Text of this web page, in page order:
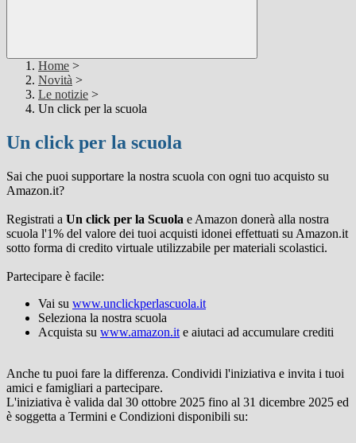
Home >
Novità >
Le notizie >
Un click per la scuola
Un click per la scuola
Sai che puoi supportare la nostra scuola con ogni tuo acquisto su
Amazon.it?
Registrati a Un click per la Scuola e Amazon donerà alla nostra
scuola l'1% del valore dei tuoi acquisti idonei effettuati su Amazon.it
sotto forma di credito virtuale utilizzabile per materiali scolastici.
Partecipare è facile:
Vai su www.unclickperlascuola.it
Seleziona la nostra scuola
Acquista su www.amazon.it e aiutaci ad accumulare crediti
Anche tu puoi fare la differenza. Condividi l'iniziativa e invita i tuoi
amici e famigliari a partecipare.
L'iniziativa è valida dal 30 ottobre 2025 fino al 31 dicembre 2025 ed
è soggetta a Termini e Condizioni disponibili su: